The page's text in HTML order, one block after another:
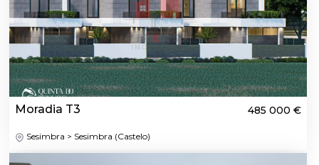
Moradia T3 485 000 €
Sesimbra > Sesimbra (Castelo)